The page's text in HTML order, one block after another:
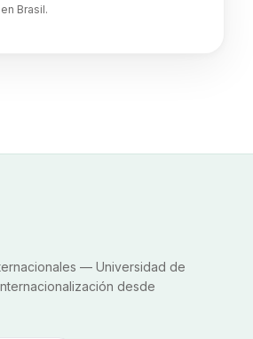
Brasil.
— Universidad de
desde